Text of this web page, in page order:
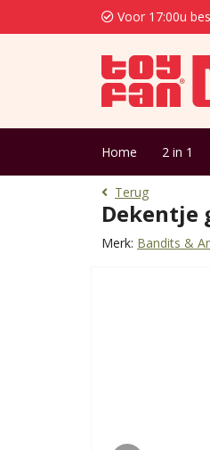
Voor 17:00u
Home 2 in 1
Terug
Dekentje
Merk: Bandits &